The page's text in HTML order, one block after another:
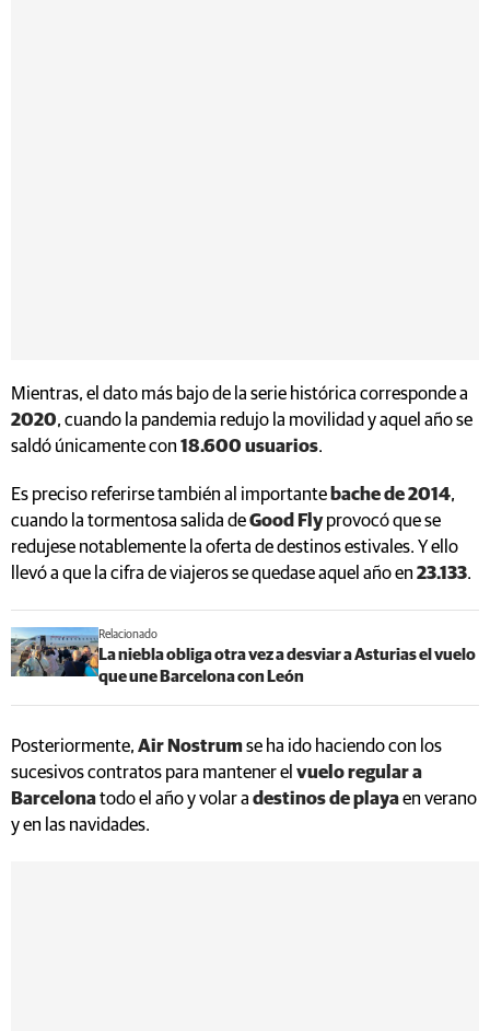
Mientras, el dato más bajo de la serie histórica corresponde a
2020, cuando la pandemia redujo la movilidad y aquel año se
saldó únicamente con 18.600 usuarios.
Es preciso referirse también al importantebache de 2014,
cuando la tormentosa salida deGood Flyprovocó que se
redujese notablemente la oferta de destinos estivales. Y ello
llevó a que la cifra de viajeros se quedase aquel año en 23.133.
Relacionado
La niebla obliga otra vez a desviar a Asturias el vuelo
que une Barcelona con León
Posteriormente, Air Nostrumse ha ido haciendo con los
sucesivos contratos para mantener el vuelo regular a
Barcelonatodo el año y volar a destinos de playaen verano
y en las navidades.